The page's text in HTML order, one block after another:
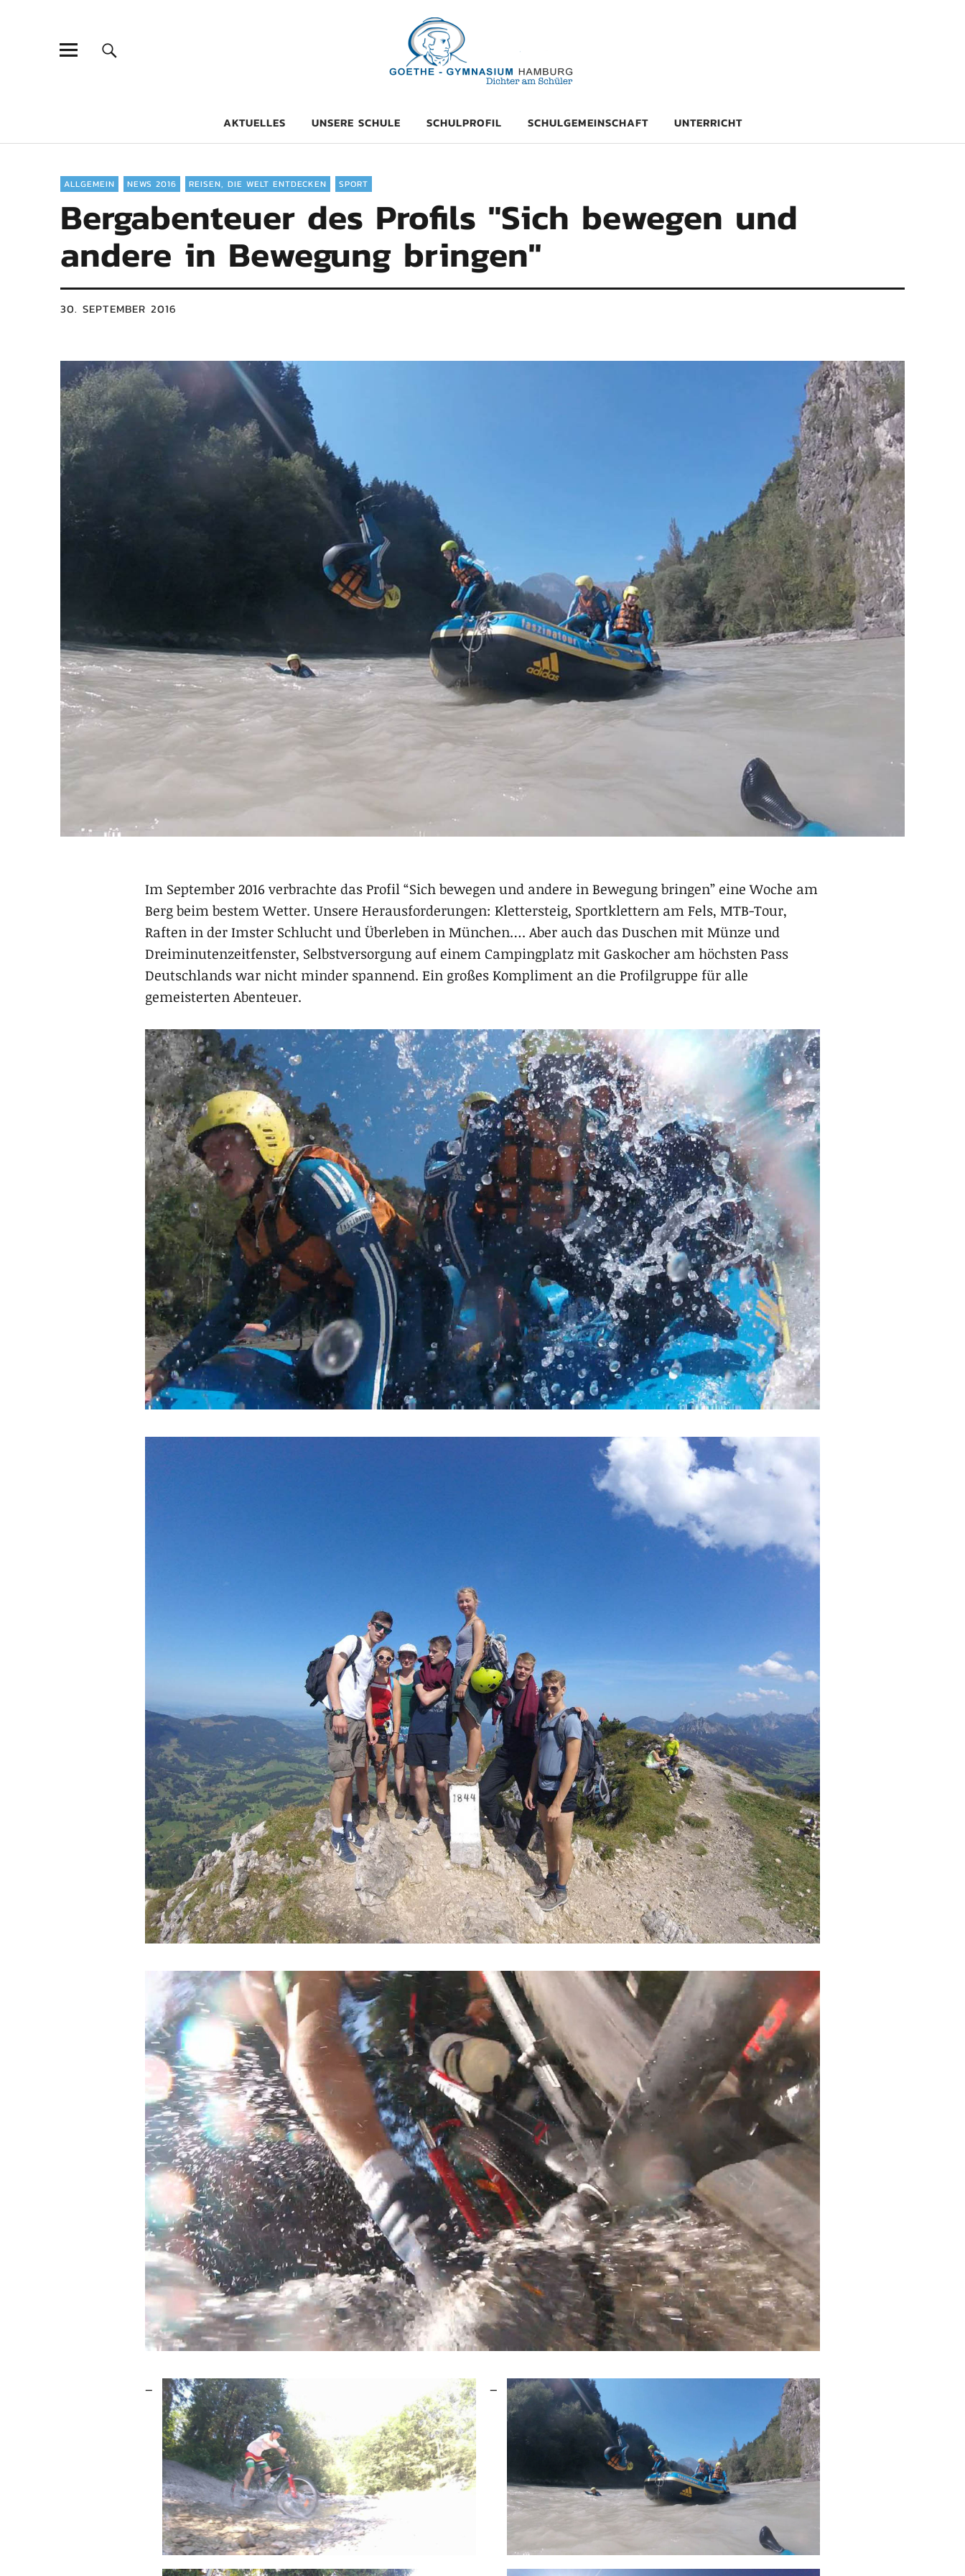
Goethe-Gymnasium Hamburg
AKTUELLES UNSERE SCHULE SCHULPROFIL SCHULGEMEINSCHAFT UNTERRICHT
ALLGEMEIN NEWS 2016 REISEN, DIE WELT ENTDECKEN SPORT
Bergabenteuer des Profils "Sich bewegen und
andere in Bewegung bringen"
30. SEPTEMBER 2016
Im September 2016 verbrachte das Profil “Sich bewegen und andere in Bewegung bringen” eine Woche am
Berg beim bestem Wetter. Unsere Herausforderungen: Klettersteig, Sportklettern am Fels, MTB-Tour,
Raften in der Imster Schlucht und Überleben in München…. Aber auch das Duschen mit Münze und
Dreiminutenzeitfenster, Selbstversorgung auf einem Campingplatz mit Gaskocher am höchsten Pass
Deutschlands war nicht minder spannend. Ein großes Kompliment an die Profilgruppe für alle
gemeisterten Abenteuer.